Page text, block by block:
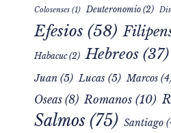
Colosenses (1) Deuteronomio (2)
Efesios (58)
Habacuc (2) Hebreos (37)
Juan (5) Lucas (5) Marcos
Oseas (8) Romanos (10)
Salmos (75) Santiago